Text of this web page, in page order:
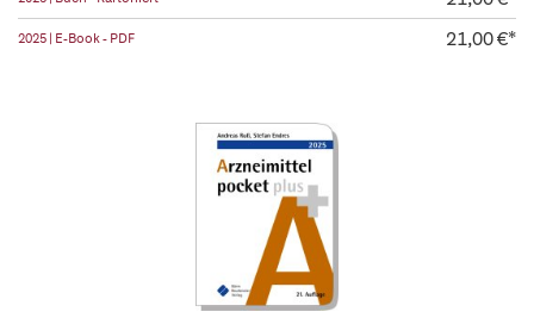
2025 | E-Book - PDF 21,00 €*